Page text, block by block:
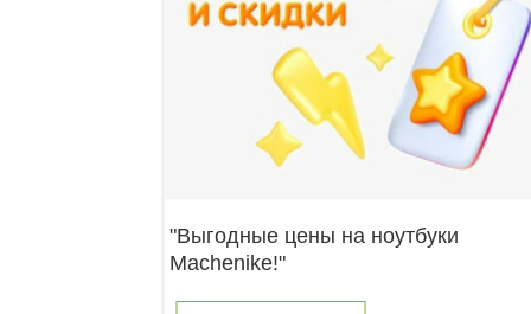
"Выгодные цены на ноутбуки
Machenike!"